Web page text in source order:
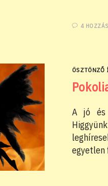
4
ÖSZTÖNZŐ
A jó és
egyetlen